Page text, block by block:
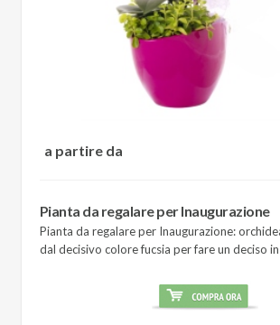
a partire da
Pianta da regalare per Inaugurazione
Pianta da regalare per Inaugurazione:
dal decisivo colore fucsia per fare un deciso